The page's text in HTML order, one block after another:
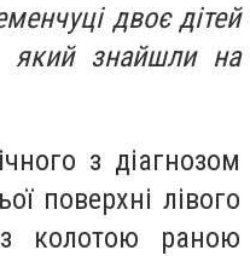
двоє дітей
який знайшли на
з діагнозом
поверхні лівого
колотою раною